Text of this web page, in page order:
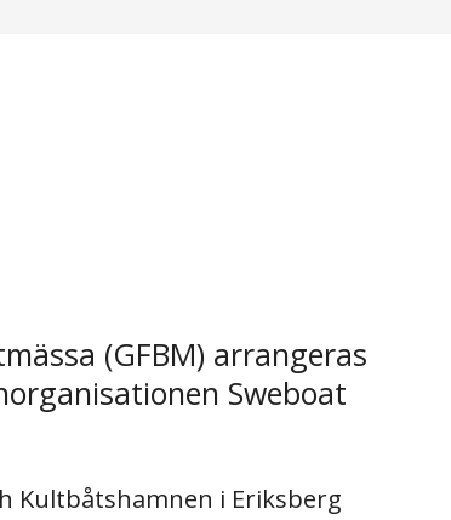
(GFBM) arrangeras
Sweboat
Kultbåtshamnen i Eriksberg